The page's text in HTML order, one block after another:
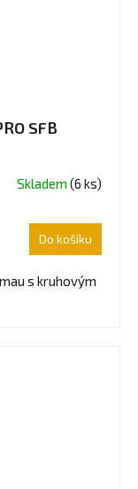
SFB
Skladem (6 ks)
Do košíku
s kruhovým